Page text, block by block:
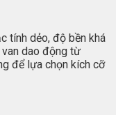
tính dẻo, độ bền khá
dao động từ
để lựa chọn kích cỡ